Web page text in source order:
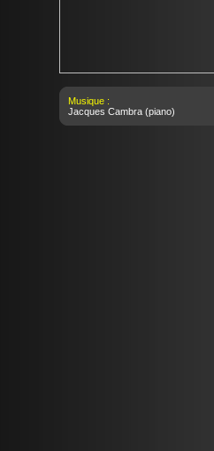
Musique :
Jacques Cambra(piano)